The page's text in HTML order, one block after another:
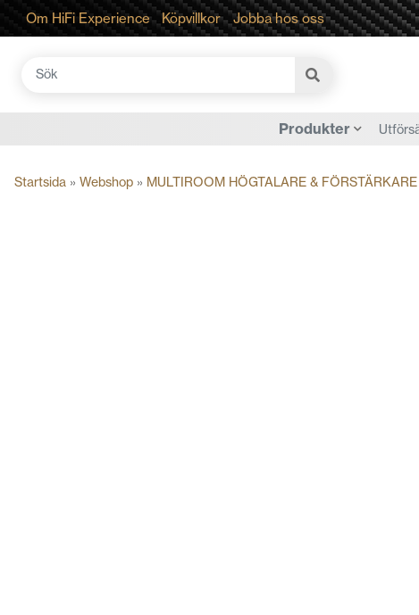
Om HiFi Experience Köpvillkor Jobba hos oss
Sök
Produkter
Startsida » Webshop » MULTIROOM HÖGTALARE & FÖRSTÄRKARE